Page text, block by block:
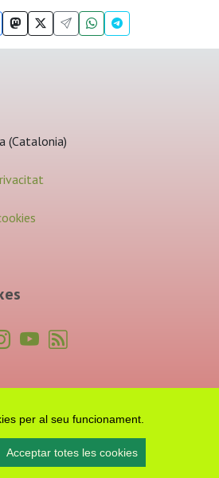
per al seu funcionament.
Acceptar totes les cookies
(Catalonia)